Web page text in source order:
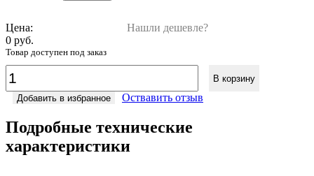
Цена:
Нашли дешевле?
0 руб.
Товар доступен под заказ
В корзину
Добавить в избранное
Оствавить отзыв
Подробные технические
характеристики